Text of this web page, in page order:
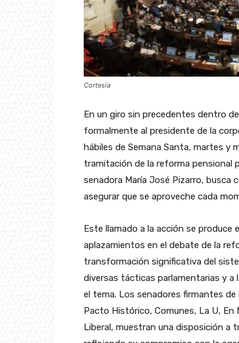
Cortesía
En un giro sin precedentes dentro
formalmente al presidente de la
hábiles de Semana Santa, martes y
tramitación de la reforma pensional
senadora María José Pizarro,
asegurar que se aproveche cada
Este llamado a la acción se
aplazamientos en el debate de la
transformación significativa del
diversas tácticas parlamentarias y a
el tema. Los senadores firmantes
Pacto Histórico, Comunes, La U, En
Liberal, muestran una disposición a